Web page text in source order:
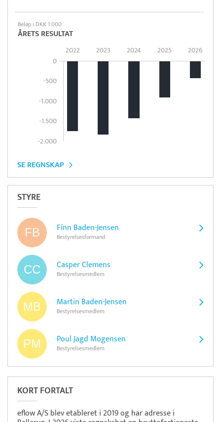
Beløp i DKK 1 000
ÅRETS RESULTAT
0
-500
-1.000
-1.500
-2.000
2022 2023 2024 2025 2026
SE REGNSKAP
STYRE
Finn Baden-Jensen
Bestyrelsesformand
Casper Clemens
Bestyrelsesmedlem
Martin Baden-Jensen
Bestyrelsesmedlem
Poul Jagd Mogensen
Bestyrelsesmedlem
KORT FORTALT
eflow A/S blev etableret i 2019 og har adresse i